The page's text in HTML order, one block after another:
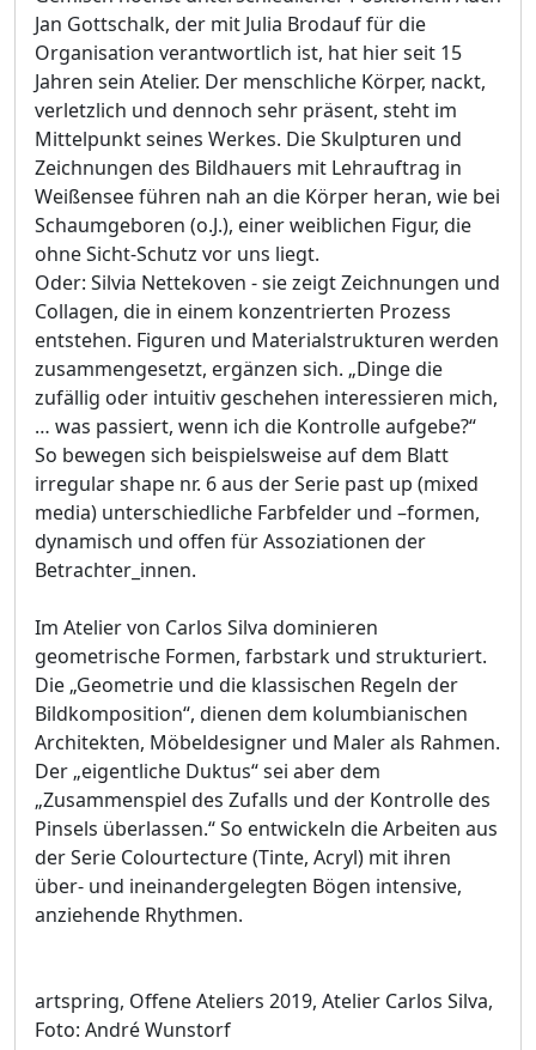
Jan Gottschalk, der mit Julia Brodauf für die
Organisation verantwortlich ist, hat hier seit 15
Jahren sein Atelier. Der menschliche Körper, nackt,
verletzlich und dennoch sehr präsent, steht im
Mittelpunkt seines Werkes. Die Skulpturen und
Zeichnungen des Bildhauers mit Lehrauftrag in
Weißensee führen nah an die Körper heran, wie bei
Schaumgeboren (o.J.), einer weiblichen Figur, die
ohne Sicht-Schutz vor uns liegt.
Oder: Silvia Nettekoven - sie zeigt Zeichnungen und
Collagen, die in einem konzentrierten Prozess
entstehen. Figuren und Materialstrukturen werden
zusammengesetzt, ergänzen sich. „Dinge die
zufällig oder intuitiv geschehen interessieren mich,
… was passiert, wenn ich die Kontrolle aufgebe?“
So bewegen sich beispielsweise auf dem Blatt
irregular shape nr. 6 aus der Serie past up (mixed
media) unterschiedliche Farbfelder und –formen,
dynamisch und offen für Assoziationen der
Betrachter_innen.
Im Atelier von Carlos Silva dominieren
geometrische Formen, farbstark und strukturiert.
Die „Geometrie und die klassischen Regeln der
Bildkomposition“, dienen dem kolumbianischen
Architekten, Möbeldesigner und Maler als Rahmen.
Der „eigentliche Duktus“ sei aber dem
„Zusammenspiel des Zufalls und der Kontrolle des
Pinsels überlassen.“ So entwickeln die Arbeiten aus
der Serie Colourtecture (Tinte, Acryl) mit ihren
über- und ineinandergelegten Bögen intensive,
anziehende Rhythmen.
artspring, Offene Ateliers 2019, Atelier Carlos Silva,
Foto: André Wunstorf